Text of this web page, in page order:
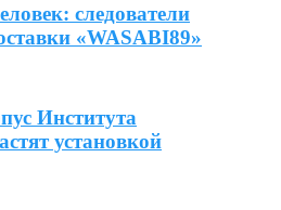
следователи
«WASABI89»
Института
установкой